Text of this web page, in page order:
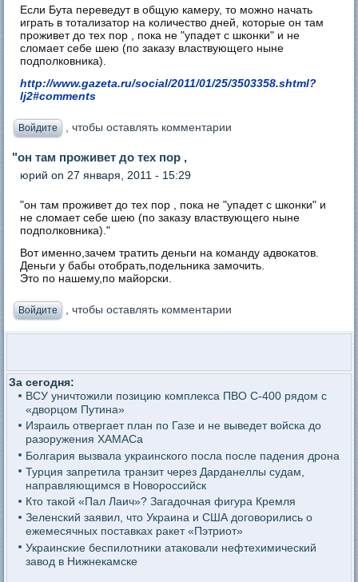
Если Бута переведут в общую камеру, то можно начать
играть в тотализатор на количество дней, которые он там
проживет до тех пор , пока не "упадет с шконки" и не
сломает себе шею (по заказу властвующего ныне
подполковника).
http://www.gazeta.ru/social/2011/01/25/3503358.shtml?
lj2#comments
Войдите , чтобы оставлять комментарии
"он там проживет до тех пор ,
юрий on 27 января, 2011 - 15:29
"он там проживет до тех пор , пока не "упадет с шконки" и
не сломает себе шею (по заказу властвующего ныне
подполковника)."
Вот именно,зачем тратить деньги на команду адвокатов.
Деньги у бабы отобрать,подельника замочить.
Это по нашему,по майорски.
Войдите , чтобы оставлять комментарии
За сегодня:
ВСУ уничтожили позицию комплекса ПВО С-400 рядом с
«дворцом Путина»
Израиль отвергает план по Газе и не выведет войска до
разоружения ХАМАСа
Болгария вызвала украинского посла после падения дрона
Турция запретила транзит через Дарданеллы судам,
направляющимся в Новороссийск
Кто такой «Пал Лаич»? Загадочная фигура Кремля
Зеленский заявил, что Украина и США договорились о
ежемесячных поставках ракет «Пэтриот»
Украинские беспилотники атаковали нефтехимический
завод в Нижнекамске